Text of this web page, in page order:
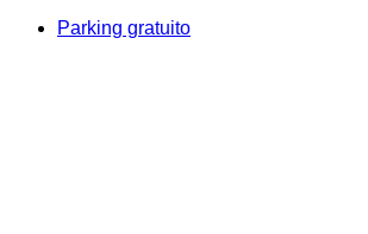
Parking gratuito